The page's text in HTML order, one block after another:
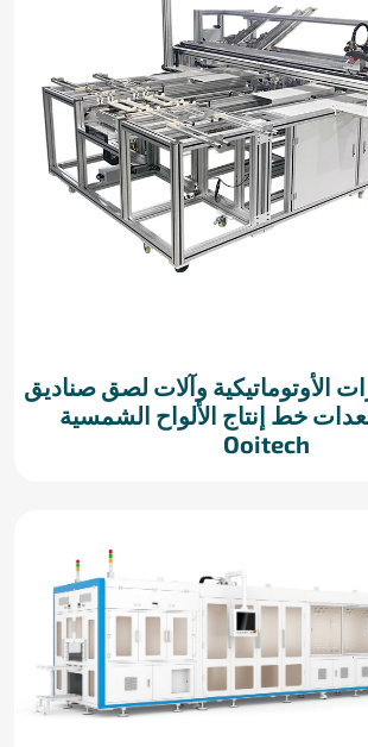
الأوتوماتيكية وآلات لصق صناديق
خط إنتاج الألواح الشمسية
Ooitech